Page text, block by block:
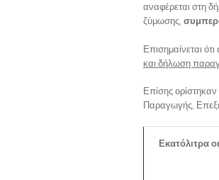
αναφέρεται στη
ζύμωσης,
Επισημαίνεται
και δήλωση
Επίσης ορίστηκαν
Παραγωγής,
Εκατόλιτρα